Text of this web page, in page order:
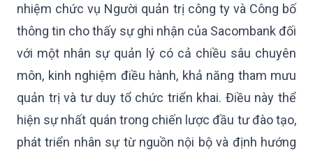
nhiệm chức vụ Người quản trị công ty và Công bố
thông tin cho thấy sự ghi nhận của Sacombank đối
với một nhân sự quản lý có cả chiều sâu chuyên
môn, kinh nghiệm điều hành, khả năng tham mưu
quản trị và tư duy tổ chức triển khai. Điều này thể
hiện sự nhất quán trong chiến lược đầu tư đào tạo,
phát triển nhân sự từ nguồn nội bộ và định hướng